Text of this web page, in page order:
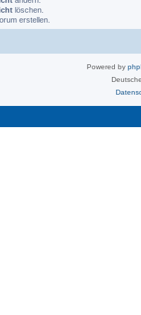
löschen.
erstellen.
Powered by